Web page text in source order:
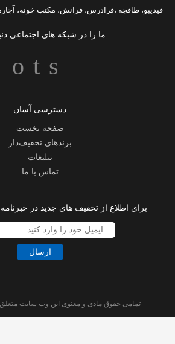
فیدیبو، طاقچه ،فرادرس، فرانش، مکتب خونه،
ما را در شبکه های اجتماعی
دسترسی آسان
صفحه نخست
برندهای تخفیف‌دار
تبلیغات
تماس با ما
برای اطلاع از تخفیف های جدید در
ارسال
تمامی حقوق مادی و معنوی این وب سایت